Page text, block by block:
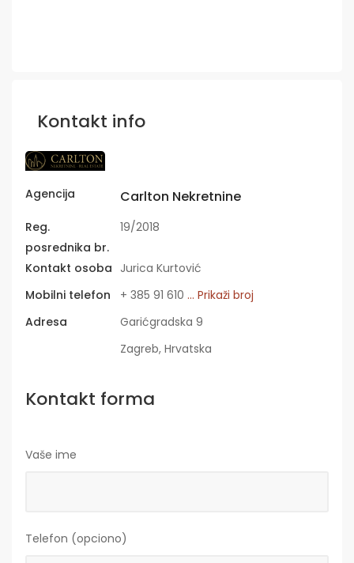
Kontakt info
Agencija Carlton Nekretnine
Reg.
posrednika br.
19/2018
Kontakt osoba Jurica Kurtović
Mobilni telefon
+ 385 91 610 ... Prikaži broj
Adresa
Garićgradska 9
Zagreb, Hrvatska
Kontakt forma
Vaše ime
Telefon (opciono)